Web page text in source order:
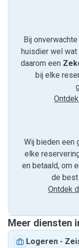
Bij
huisdier wel wat
daarom een
bij elke
Wij bieden een
elke
en betaald, om
de best
Ontdek
Meer diensten
Logeren -